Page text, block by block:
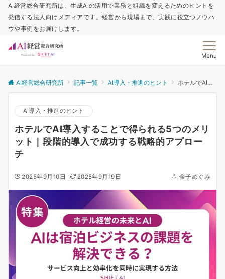
AI経営総合研究所は、生成AIの活用で業務と組織を変えるためのヒントを
発信する法人向けメディアです。経営から現場まで、実践に役立つノウハ
ウや事例をお届けします。
Menu
AI経営総合研究所 記事一覧 AI導入・推進のヒント ホテルでAI導入することで得られる5つのメリット｜段階的導入で成功する戦略的アプローチ
AI導入・推進のヒント
ホテルでAI導入することで得られる5つのメリ
ット｜段階的導入で成功する戦略的アプロー
チ
2025年9月10日 2025年9月19日 金子めぐみ